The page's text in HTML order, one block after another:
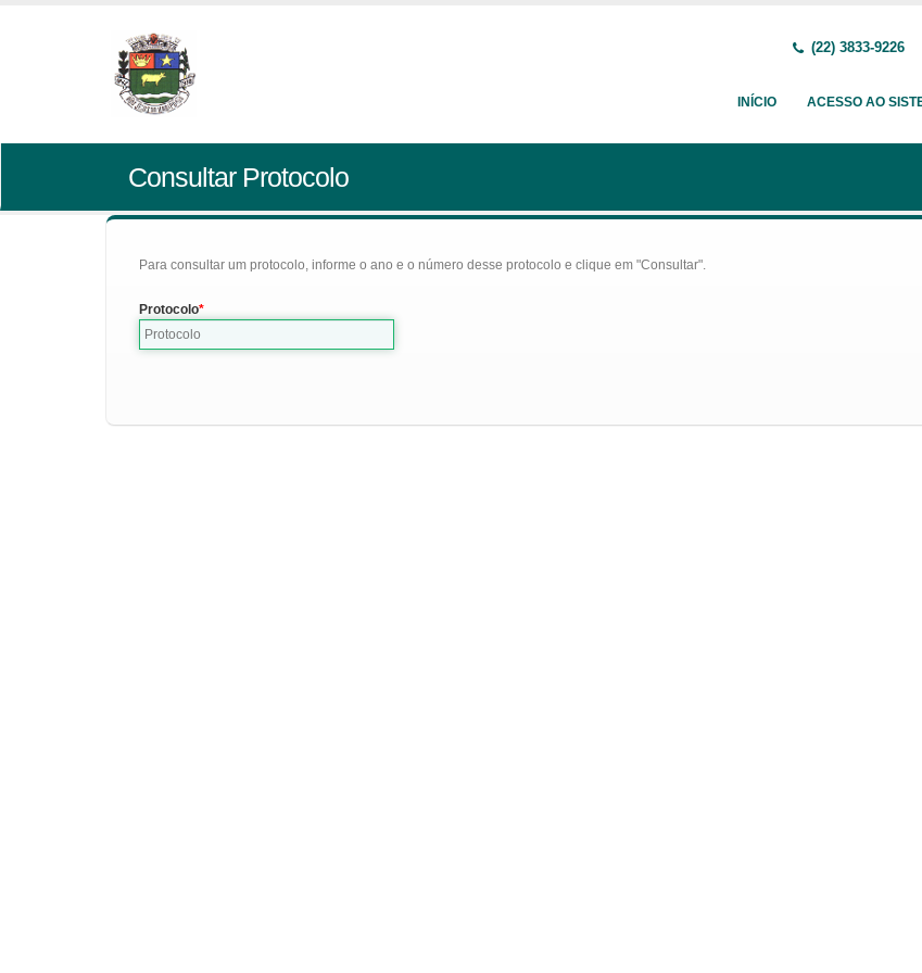
(22) 3833-9226
INÍCIO ACESSO AO
Consultar Protocolo
Para consultar um protocolo, informe o ano e o número desse protocolo e clique em "Consultar".
Protocolo